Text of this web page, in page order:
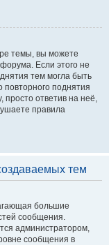
темы, вы можете
Если этого не
тем могла быть
поднятия
ответив на неё,
правила
тем
большие
сообщения.
администратором,
сообщения в